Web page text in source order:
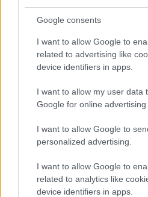
Google consents
I want to allow Google to
related to advertising like
device identifiers in apps.
I want to allow my user data
Google for online advertising
I want to allow Google to
personalized advertising.
I want to allow Google to
related to analytics like
device identifiers in apps.
κινεζικές
νέους κανόνες από την ΕΕ
PODCASTS